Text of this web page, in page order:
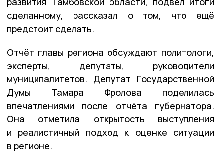
сделанному, рассказал о том, что ещё
предстоит сделать.
Отчёт главы региона обсуждают политологи,
эксперты, депутаты, руководители
муниципалитетов. Депутат Государственной
Думы Тамара Фролова поделилась
впечатлениями после отчёта губернатора.
Она отметила открытость выступления
и реалистичный подход к оценке ситуации
в регионе.